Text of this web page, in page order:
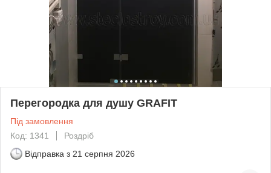
Перегородка для душу GRAFIT
Під замовлення
Код: 1341
Роздріб
Відправка з 21 серпня 2026